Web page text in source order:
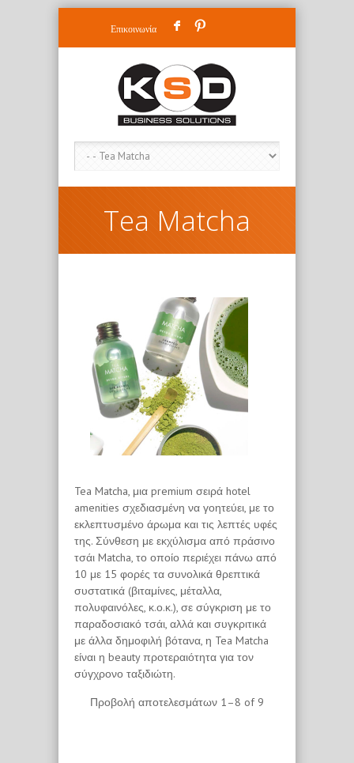
Επικοινωνία F :
Tea Matcha
Tea Matcha, μια premium σειρά hotel
amenities σχεδιασμένη να γοητεύει, με το
εκλεπτυσμένο άρωμα και τις λεπτές υφές
της. Σύνθεση με εκχύλισμα από πράσινο
τσάι Matcha, το οποίο περιέχει πάνω από
10 με 15 φορές τα συνολικά θρεπτικά
συστατικά (βιταμίνες, μέταλλα,
πολυφαινόλες, κ.ο.κ.), σε σύγκριση με το
παραδοσιακό τσάι, αλλά και συγκριτικά
με άλλα δημοφιλή βότανα, η Tea Matcha
είναι η beauty προτεραιότητα για τον
σύγχρονο ταξιδιώτη.
Προβολή αποτελεσμάτων 1–8 of 9